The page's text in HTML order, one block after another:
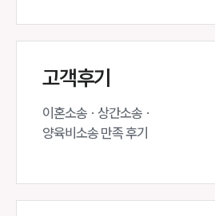
고객후기
이혼소송 · 상간소송 ·
양육비소송 만족 후기